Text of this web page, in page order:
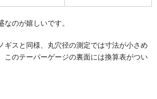
のが嬉しいです。
ギスと同様、丸穴径の測定では寸法が小さめ
このテーパーゲージの裏面には換算表がつい